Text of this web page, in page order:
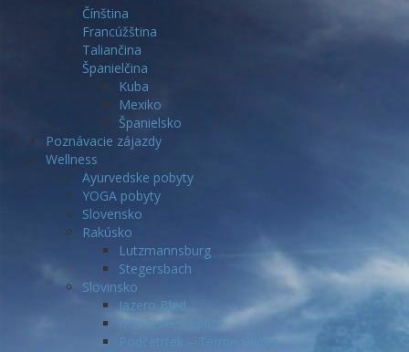
Čínština
Francúžština
Taliančina
Španielčina
Kuba
Mexiko
Španielsko
Poznávacie zájazdy
Wellness
Ayurvedske pobyty
YOGA pobyty
Slovensko
Rakúsko
Lutzmannsburg
Stegersbach
Slovinsko
Jazero Bled
Moravske Toplice
Podčetrtek – Terme Olimia